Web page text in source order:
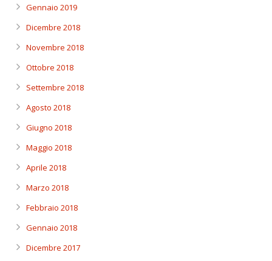
Gennaio 2019
Dicembre 2018
Novembre 2018
Ottobre 2018
Settembre 2018
Agosto 2018
Giugno 2018
Maggio 2018
Aprile 2018
Marzo 2018
Febbraio 2018
Gennaio 2018
Dicembre 2017